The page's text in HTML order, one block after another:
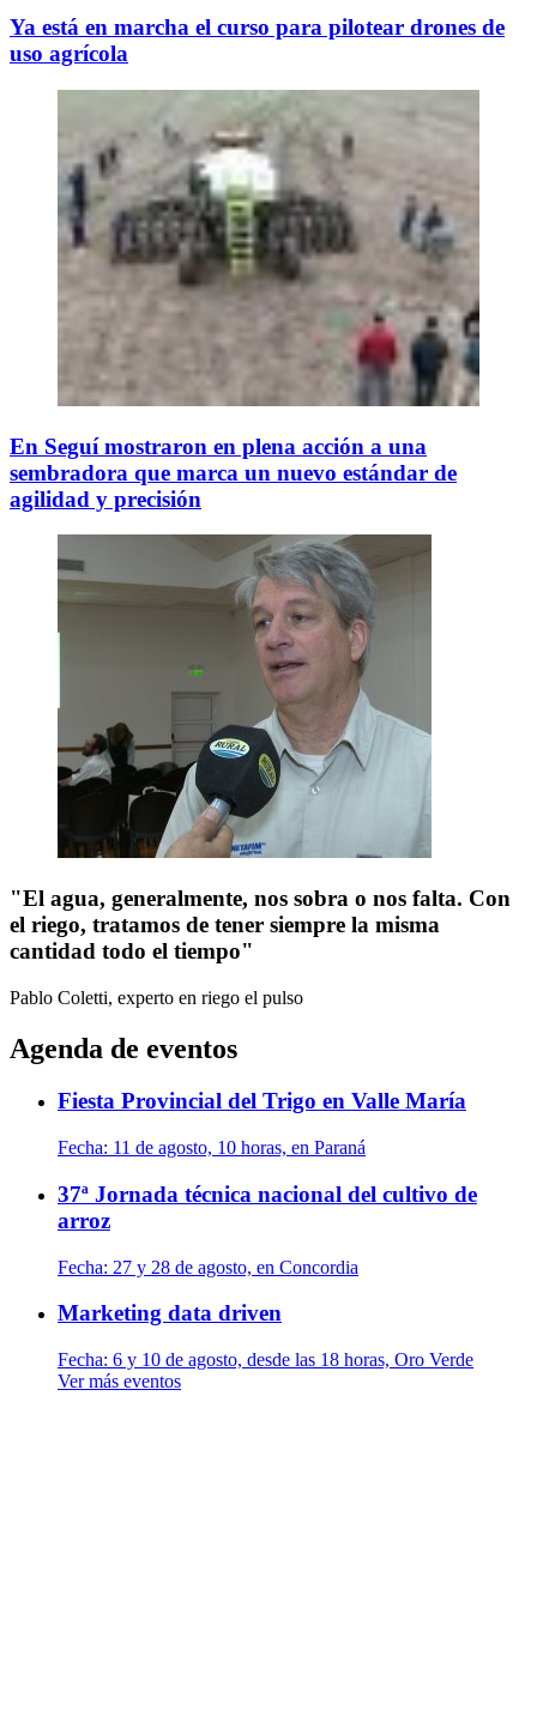
Ya está en marcha el curso para pilotear drones de
uso agrícola
En Seguí mostraron en plena acción a una
sembradora que marca un nuevo estándar de
agilidad y precisión
"El agua, generalmente, nos sobra o nos falta. Con
el riego, tratamos de tener siempre la misma
cantidad todo el tiempo"
Pablo Coletti, experto en riego el pulso
Agenda de eventos
Fiesta Provincial del Trigo en Valle María
Fecha: 11 de agosto, 10 horas, en Paraná
37ª Jornada técnica nacional del cultivo de
arroz
Fecha: 27 y 28 de agosto, en Concordia
Marketing data driven
Fecha: 6 y 10 de agosto, desde las 18 horas, Oro Verde
Ver más eventos